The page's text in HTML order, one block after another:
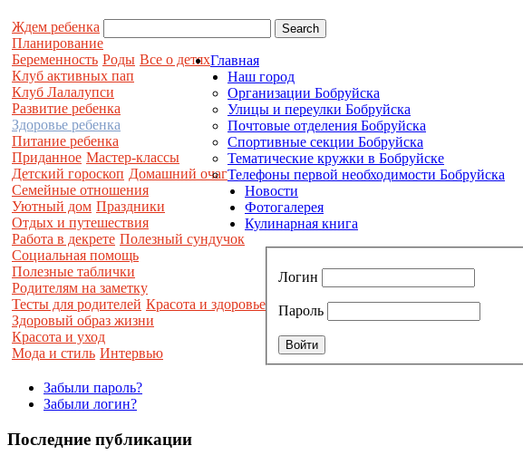
Ждем ребенка
Планирование
Беременность Роды Все о детях
Клуб активных пап
Клуб Лалалупси
Развитие ребенка
Здоровье ребенка
Питание ребенка
Приданное Мастер-классы
Детский гороскоп Домашний очаг
Семейные отношения
Уютный дом Праздники
Отдых и путешествия
Работа в декрете Полезный сундучок
Социальная помощь
Полезные таблички
Родителям на заметку
Тесты для родителей Красота и здоровье
Здоровый образ жизни
Красота и уход
Мода и стиль Интервью
Главная
Наш город
Организации Бобруйска
Улицы и переулки Бобруйска
Почтовые отделения Бобруйска
Спортивные секции Бобруйска
Тематические кружки в Бобруйске
Телефоны первой необходимости Бобруйска
Новости
Фотогалерея
Кулинарная книга
Логин
Пароль
Забыли пароль?
Забыли логин?
Последние публикации